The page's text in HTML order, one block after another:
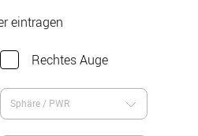
eintragen
Rechtes Auge
Sphäre / PWR